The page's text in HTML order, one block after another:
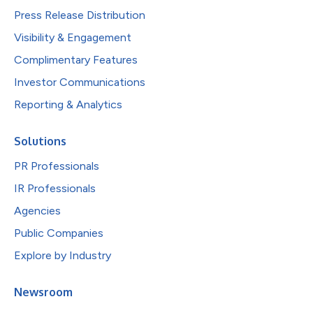
Press Release Distribution
Visibility & Engagement
Complimentary Features
Investor Communications
Reporting & Analytics
Solutions
PR Professionals
IR Professionals
Agencies
Public Companies
Explore by Industry
Newsroom